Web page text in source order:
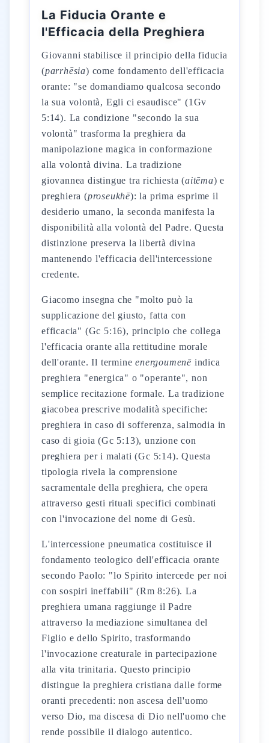
La Fiducia Orante e
l'Efficacia della Preghiera
Giovanni stabilisce il principio della fiducia
(parrhēsia) come fondamento dell'efficacia
orante: "se domandiamo qualcosa secondo
la sua volontà, Egli ci esaudisce" (1Gv
5:14). La condizione "secondo la sua
volontà" trasforma la preghiera da
manipolazione magica in conformazione
alla volontà divina. La tradizione
giovannea distingue tra richiesta (aitēma) e
preghiera (proseukhē): la prima esprime il
desiderio umano, la seconda manifesta la
disponibilità alla volontà del Padre. Questa
distinzione preserva la libertà divina
mantenendo l'efficacia dell'intercessione
credente.
Giacomo insegna che "molto può la
supplicazione del giusto, fatta con
efficacia" (Gc 5:16), principio che collega
l'efficacia orante alla rettitudine morale
dell'orante. Il termineenergoumenē indica
preghiera "energica" o "operante", non
semplice recitazione formale. La tradizione
giacobea prescrive modalità specifiche:
preghiera in caso di sofferenza, salmodia in
caso di gioia (Gc 5:13), unzione con
preghiera per i malati (Gc 5:14). Questa
tipologia rivela la comprensione
sacramentale della preghiera, che opera
attraverso gesti rituali specifici combinati
con l'invocazione del nome di Gesù.
L'intercessione pneumatica costituisce il
fondamento teologico dell'efficacia orante
secondo Paolo: "lo Spirito intercede per noi
con sospiri ineffabili" (Rm 8:26). La
preghiera umana raggiunge il Padre
attraverso la mediazione simultanea del
Figlio e dello Spirito, trasformando
l'invocazione creaturale in partecipazione
alla vita trinitaria. Questo principio
distingue la preghiera cristiana dalle forme
oranti precedenti: non ascesa dell'uomo
verso Dio, ma discesa di Dio nell'uomo che
rende possibile il dialogo autentico.